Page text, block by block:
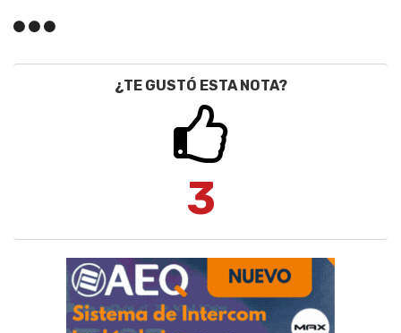
¿TE GUSTÓ ESTA NOTA?
3